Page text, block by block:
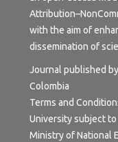
with the aim of
dissemination of
Journal published
Colombia
Terms and
University subject
Ministry of National